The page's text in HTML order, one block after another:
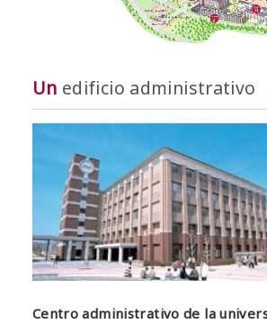
Un edificio administrativo
Centro administrativo de la